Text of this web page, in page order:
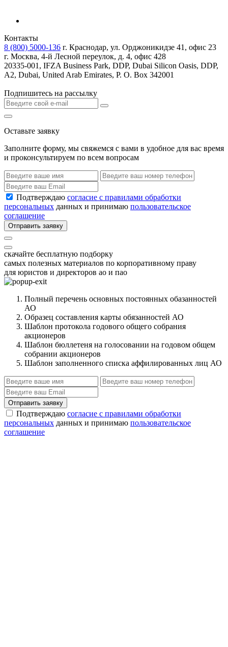
Контакты
8 (800) 5000-136 г. Краснодар, ул. Орджоникидзе 41, офис 23
г. Москва, 4-й Лесной переулок, д. 4, офис 428
20335-001, IFZA Business Park, DDP, Dubai Silicon Oasis, DDP,
A2, Dubai, United Arab Emirates, P. O. Box 342001
Подпишитесь на рассылку
Оставьте заявку
Заполните форму, мы свяжемся с вами в удобное для вас время
и проконсультируем по всем вопросам
Подтверждаю согласие с правилами обработки
персональных данных и принимаю пользовательское
соглашение
Отправить заявку
скачайте бесплатную подборку
самых полезных материалов по корпоративному праву
для юристов и директоров ао и пао
Полный перечень основных постоянных обазанностей
АО
Образец составления карты обязанностей АО
Шаблон протокола годового общего собрания
акционеров
Шаблон бюллетеня на голосовании на годовом общем
собрании акционеров
Шаблон заполненного списка аффилированных лиц АО
Отправить заявку
Подтверждаю согласие с правилами обработки
персональных данных и принимаю пользовательское
соглашение